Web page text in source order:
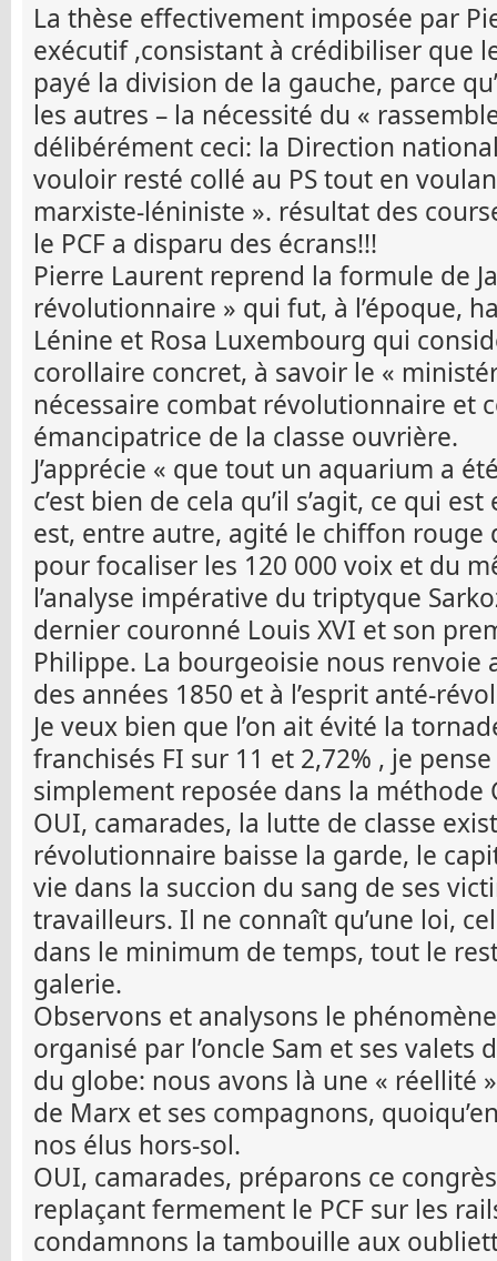
La thèse effectivement imposée par
exécutif ,consistant à crédibiliser que
payé la division de la gauche, parce
les autres – la nécessité du «
délibérément ceci: la Direction
vouloir resté collé au PS tout en
marxiste-léniniste ». résultat des
le PCF a disparu des écrans!!!
Pierre Laurent reprend la formule de
révolutionnaire » qui fut, à l’époque,
Lénine et Rosa Luxembourg qui
corollaire concret, à savoir le «
nécessaire combat révolutionnaire et
émancipatrice de la classe ouvrière.
J’apprécie « que tout un aquarium a
c’est bien de cela qu’il s’agit, ce qui
est, entre autre, agité le chiffon rouge
pour focaliser les 120 000 voix et du
l’analyse impérative du triptyque
dernier couronné Louis XVI et son
Philippe. La bourgeoisie nous renvoie
des années 1850 et à l’esprit anté-
Je veux bien que l’on ait évité la
franchisés FI sur 11 et 2,72% , je
simplement reposée dans la méthode
OUI, camarades, la lutte de classe
révolutionnaire baisse la garde, le
vie dans la succion du sang de ses
travailleurs. Il ne connaît qu’une loi,
dans le minimum de temps, tout le
galerie.
Observons et analysons le
organisé par l’oncle Sam et ses
du globe: nous avons là une « réellité
de Marx et ses compagnons,
nos élus hors-sol.
OUI, camarades, préparons ce
replaçant fermement le PCF sur les
condamnons la tambouille aux